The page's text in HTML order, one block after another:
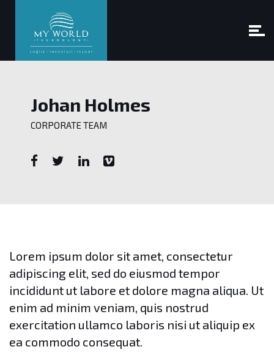
Johan Holmes
CORPORATE TEAM
Lorem ipsum dolor sit amet, consectetur
adipiscing elit, sed do eiusmod tempor
incididunt ut labore et dolore magna aliqua. Ut
enim ad minim veniam, quis nostrud
exercitation ullamco laboris nisi ut aliquip ex
ea commodo consequat.